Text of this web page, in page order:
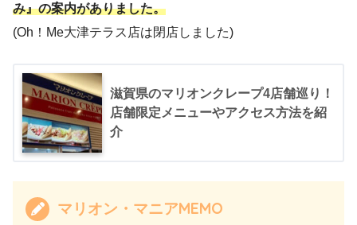
み』の案内がありました。
(Oh！Me大津テラス店は閉店しました)
滋賀県のマリオンクレープ4店舗巡り！
店舗限定メニューやアクセス方法を紹
介
マリオン・マニアMEMO